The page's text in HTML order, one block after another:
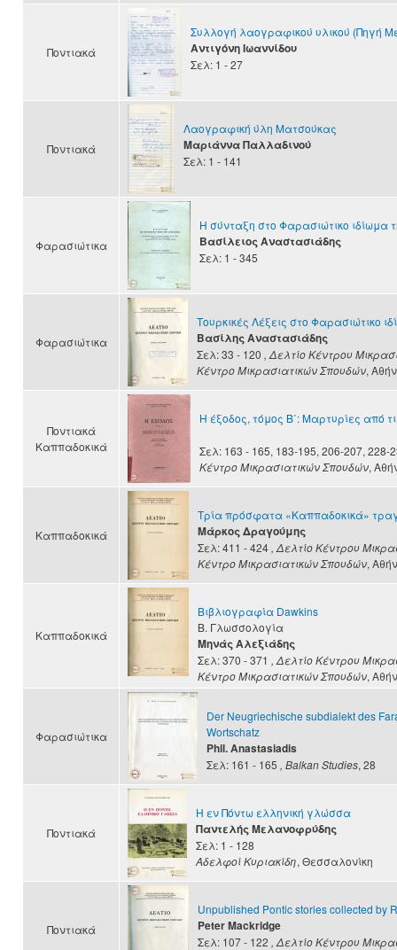
Ποντιακά
Συλλογή λαογραφικού υλικού (Πηγή
Αντιγόνη Ιωαννίδου
Σελ: 1 - 27
Ποντιακά
Λαογραφική ύλη Ματσούκας
Μαριάννα Παλλαδινού
Σελ: 1 - 141
Φαρασιώτικα
Η σύνταξη στο Φαρασιώτικο ιδίωμα
Βασίλειος Αναστασιάδης
Σελ: 1 - 345
Φαρασιώτικα
Τουρκικές Λέξεις στο Φαρασιώτικο
Βασίλης Αναστασιάδης
Σελ: 33 - 120 , Δελτίο Κέντρου
Κέντρο Μικρασιατικών Σπουδών,
Ποντιακά
Καππαδοκικά
Η έξοδος, τόμος Β΄: Μαρτυρίες από
Σελ: 163 - 165, 183-195, 206-207, 228-
Κέντρο Μικρασιατικών Σπουδών,
Καππαδοκικά
Τρία πρόσφατα «Καππαδοκικά»
Μάρκος Δραγούμης
Σελ: 411 - 424 , Δελτίο Κέντρου
Κέντρο Μικρασιατικών Σπουδών,
Καππαδοκικά
Βιβλιογραφία Dawkins
Β. Γλωσσολογία
Μηνάς Αλεξιάδης
Σελ: 370 - 371 , Δελτίο Κέντρου
Κέντρο Μικρασιατικών Σπουδών,
Φαρασιώτικα
Der Neugriechische subdialekt des
Wortschatz
Phil. Anastasiadis
Σελ: 161 - 165 , Balkan Studies, 28
Ποντιακά
Η εν Πόντω ελληνική γλώσσα
Παντελής Μελανοφρύδης
Σελ: 1 - 128
Αδελφοί Κυριακίδη, Θεσσαλονίκη
Ποντιακά
Unpublished Pontic stories collected by
Peter Mackridge
Σελ: 107 - 122 , Δελτίο Κέντρου